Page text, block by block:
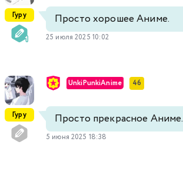
Гуру Просто хорошее Аниме.
25 июля 2025 10:02
Гуру
UnkiPunkiAnime 46
Просто прекрасное Аниме.
5 июня 2025 18:38